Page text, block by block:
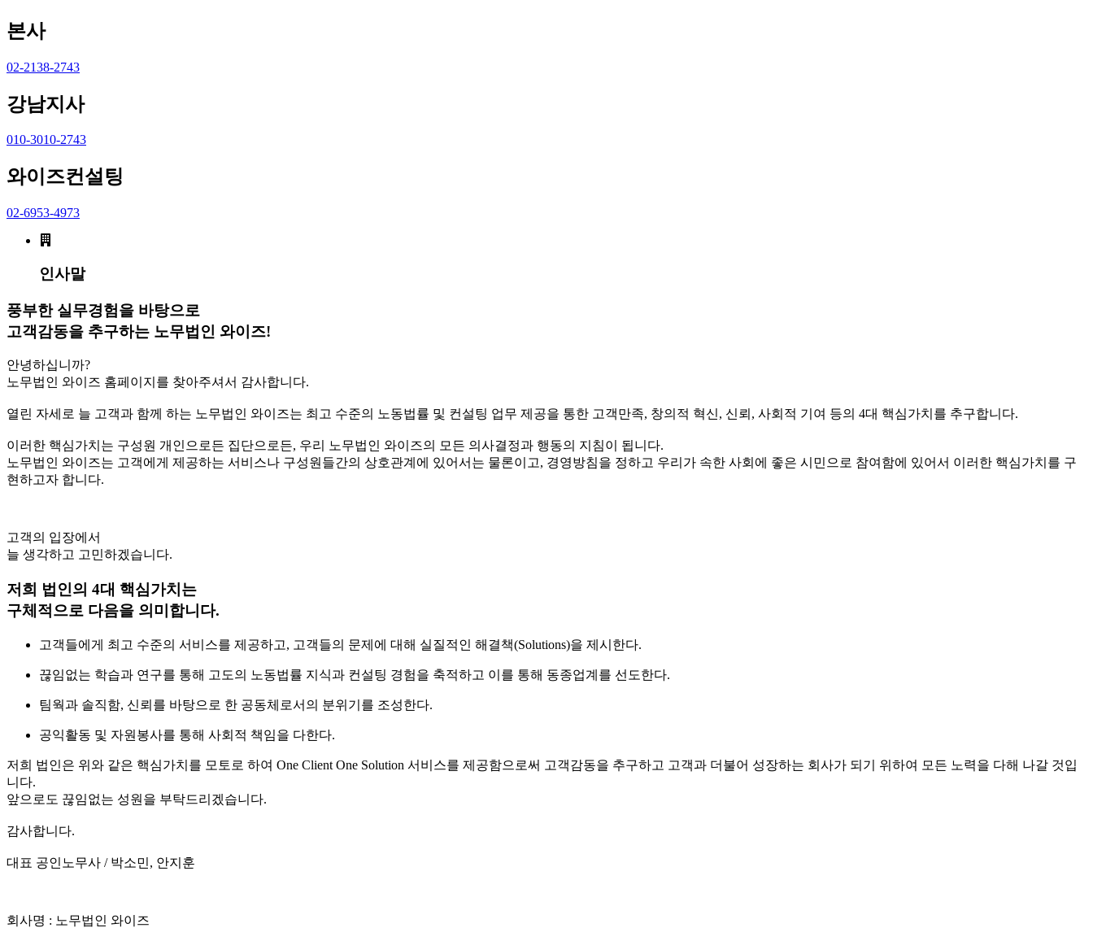
본사
02-2138-2743
강남지사
010-3010-2743
와이즈컨설팅
02-6953-4973
인사말
풍부한 실무경험을 바탕으로
고객감동을 추구하는 노무법인 와이즈!
안녕하십니까?
노무법인 와이즈 홈페이지를 찾아주셔서 감사합니다.
열린 자세로 늘 고객과 함께 하는 노무법인 와이즈는 최고 수준의 노동법률 및 컨설팅 업무 제공을 통한 고객만족, 창의적 혁신, 신뢰, 사회적 기여 등의 4대 핵심가치를 추구합니다.
이러한 핵심가치는 구성원 개인으로든 집단으로든, 우리 노무법인 와이즈의 모든 의사결정과 행동의 지침이 됩니다.
노무법인 와이즈는 고객에게 제공하는 서비스나 구성원들간의 상호관계에 있어서는 물론이고, 경영방침을 정하고 우리가 속한 사회에 좋은 시민으로 참여함에 있어서 이러한 핵심가치를 구
현하고자 합니다.
고객의 입장에서
늘 생각하고 고민하겠습니다.
저희 법인의 4대 핵심가치는
구체적으로 다음을 의미합니다.
고객들에게 최고 수준의 서비스를 제공하고, 고객들의 문제에 대해 실질적인 해결책(Solutions)을 제시한다.
끊임없는 학습과 연구를 통해 고도의 노동법률 지식과 컨설팅 경험을 축적하고 이를 통해 동종업계를 선도한다.
팀웍과 솔직함, 신뢰를 바탕으로 한 공동체로서의 분위기를 조성한다.
공익활동 및 자원봉사를 통해 사회적 책임을 다한다.
저희 법인은 위와 같은 핵심가치를 모토로 하여 One Client One Solution 서비스를 제공함으로써 고객감동을 추구하고 고객과 더불어 성장하는 회사가 되기 위하여 모든 노력을 다해 나갈 것입
니다.
앞으로도 끊임없는 성원을 부탁드리겠습니다.
감사합니다.
대표 공인노무사 / 박소민, 안지훈
회사명 : 노무법인 와이즈